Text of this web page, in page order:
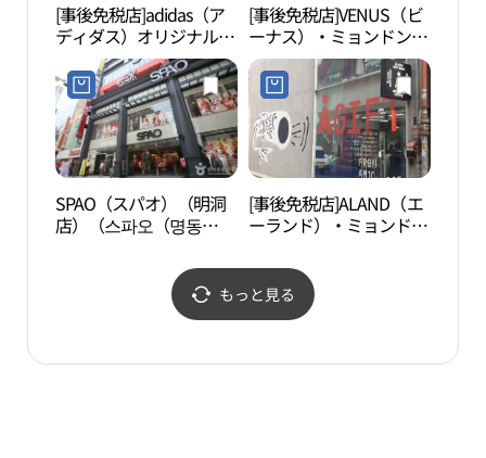
[事後免税店]adidas（ア
ディダス）オリジナル
ス・ミョンドン（明洞）
(아디다스 오리지널스 명
동)
[事後免税店]VENUS（ビ
ーナス）・ミョンドン
（明洞）直売場店(비너
스 명동직매장점)
SPAO（スパオ）（明洞
店）（스파오（명동
[事後免税店]ALAND（エ
ーランド）・ミョンドン
명동본점)
もっと見る